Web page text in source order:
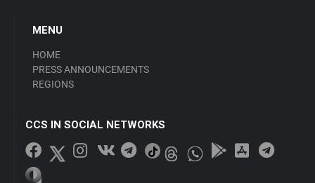
MENU
HOME
PRESS ANNOUNCEMENTS
REGIONS
CCS IN SOCIAL NETWORKS